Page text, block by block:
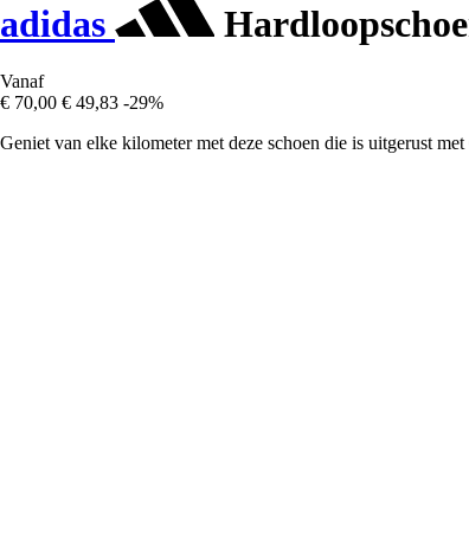
adidas
Vanaf
€ 70,00 € 49,83 -29%
Geniet van elke kilometer met deze schoen die is uitgerust